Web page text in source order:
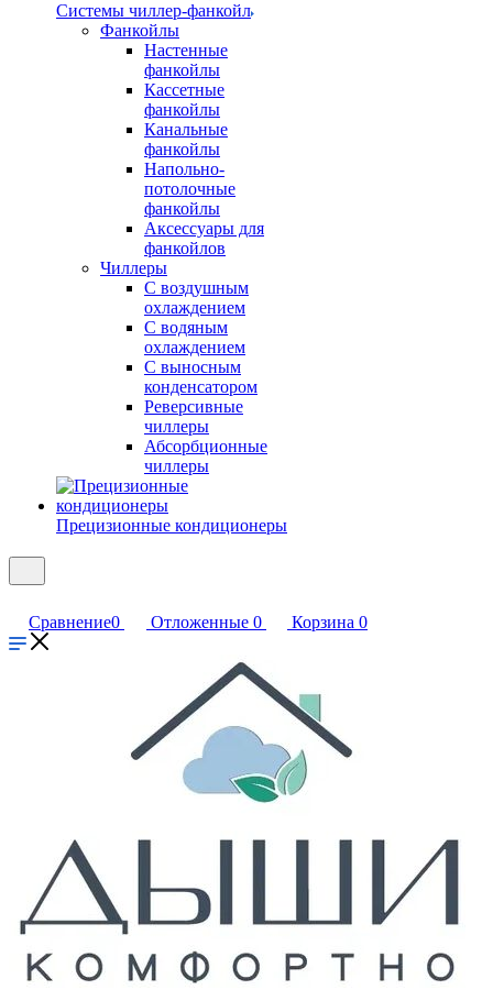
Системы чиллер-фанкойл
Фанкойлы
Настенные
фанкойлы
Кассетные
фанкойлы
Канальные
фанкойлы
Напольно-
потолочные
фанкойлы
Аксессуары для
фанкойлов
Чиллеры
С воздушным
охлаждением
С водяным
охлаждением
С выносным
конденсатором
Реверсивные
чиллеры
Абсорбционные
чиллеры
Прецизионные кондиционеры
Сравнение0 Отложенные 0 Корзина 0